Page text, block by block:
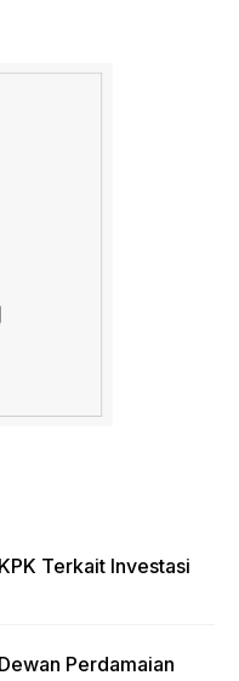
Terkait Investasi
Perdamaian